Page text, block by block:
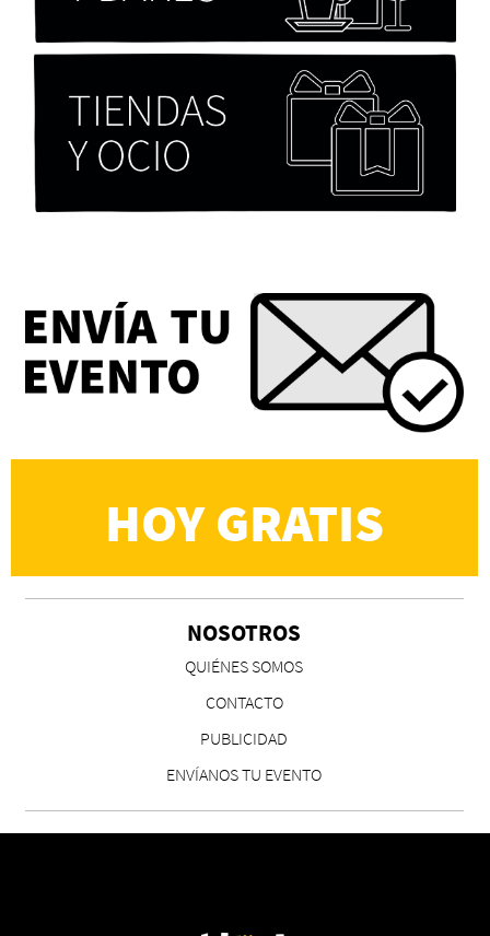
Chicas tristes de Fernanda Tovar
Eva Valero Juan: "Una mirada que construía un
universo donde lo único verdaderamente
importante eran los amigos y la literatura"
Martín Carrasco
CS, de José María Salazar
Invitadxs EnLima
HOY GRATIS
NOSOTROS
QUIÉNES SOMOS
CONTACTO
PUBLICIDAD
ENVÍANOS TU EVENTO